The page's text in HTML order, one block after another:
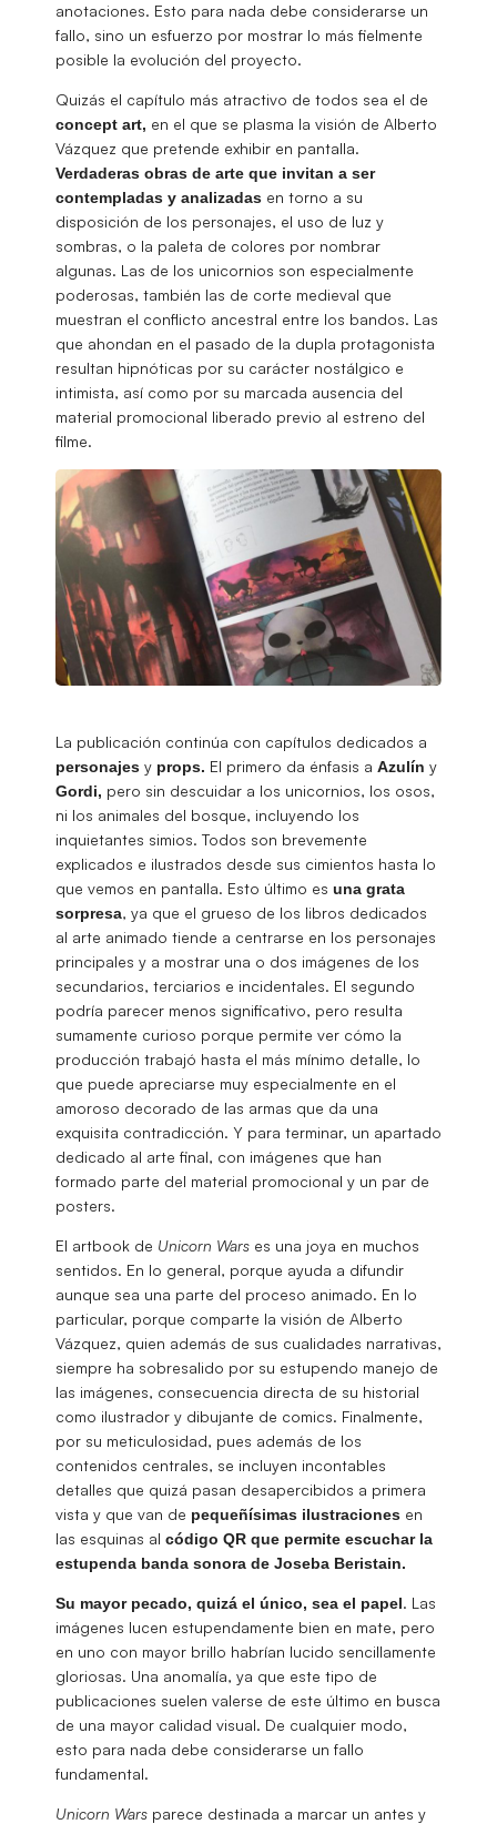
anotaciones. Esto para nada debe considerarse un
fallo, sino un esfuerzo por mostrar lo más fielmente
posible la evolución del proyecto.
Quizás el capítulo más atractivo de todos sea el de
concept art, en el que se plasma la visión de Alberto
Vázquez que pretende exhibir en pantalla.
Verdaderas obras de arte que invitan a ser
contempladas y analizadas en torno a su
disposición de los personajes, el uso de luz y
sombras, o la paleta de colores por nombrar
algunas. Las de los unicornios son especialmente
poderosas, también las de corte medieval que
muestran el conflicto ancestral entre los bandos. Las
que ahondan en el pasado de la dupla protagonista
resultan hipnóticas por su carácter nostálgico e
intimista, así como por su marcada ausencia del
material promocional liberado previo al estreno del
filme.
La publicación continúa con capítulos dedicados a
personajes y props. El primero da énfasis a Azulín y
Gordi, pero sin descuidar a los unicornios, los osos,
ni los animales del bosque, incluyendo los
inquietantes simios. Todos son brevemente
explicados e ilustrados desde sus cimientos hasta lo
que vemos en pantalla. Esto último es una grata
sorpresa, ya que el grueso de los libros dedicados
al arte animado tiende a centrarse en los personajes
principales y a mostrar una o dos imágenes de los
secundarios, terciarios e incidentales. El segundo
podría parecer menos significativo, pero resulta
sumamente curioso porque permite ver cómo la
producción trabajó hasta el más mínimo detalle, lo
que puede apreciarse muy especialmente en el
amoroso decorado de las armas que da una
exquisita contradicción. Y para terminar, un apartado
dedicado al arte final, con imágenes que han
formado parte del material promocional y un par de
posters.
El artbook de Unicorn Wars es una joya en muchos
sentidos. En lo general, porque ayuda a difundir
aunque sea una parte del proceso animado. En lo
particular, porque comparte la visión de Alberto
Vázquez, quien además de sus cualidades narrativas,
siempre ha sobresalido por su estupendo manejo de
las imágenes, consecuencia directa de su historial
como ilustrador y dibujante de comics. Finalmente,
por su meticulosidad, pues además de los
contenidos centrales, se incluyen incontables
detalles que quizá pasan desapercibidos a primera
vista y que van de pequeñísimas ilustraciones en
las esquinas al código QR que permite escuchar la
estupenda banda sonora de Joseba Beristain.
Su mayor pecado, quizá el único, sea el papel. Las
imágenes lucen estupendamente bien en mate, pero
en uno con mayor brillo habrían lucido sencillamente
gloriosas. Una anomalía, ya que este tipo de
publicaciones suelen valerse de este último en busca
de una mayor calidad visual. De cualquier modo,
esto para nada debe considerarse un fallo
fundamental.
Unicorn Wars parece destinada a marcar un antes y